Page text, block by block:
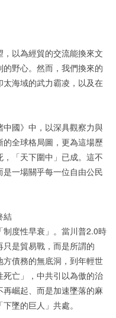
以為經貿的交流能換來文
野心。然而，我們換來的
海域的武力霸凌，以及在
國》中，以深具觀察力與
全球格局圖，更為這場歷
「天下圍中」已成。這不
一場關乎每一位自由公民
結
度性早衰」。當川普2.0時
是貿易戰，而是所謂的
方債務的無底洞，到年輕世
亡」，中共引以為傲的治
崛起、而是加速墜落的麻
墜的巨人」共處。